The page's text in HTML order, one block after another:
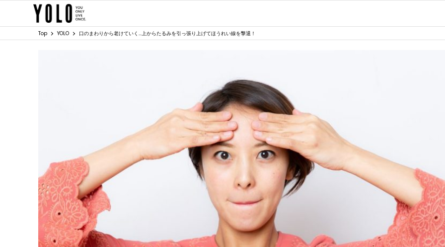
Top YOLO 口のまわりから老けていく…上からたるみを引っ張り上げてほうれい線を撃退！